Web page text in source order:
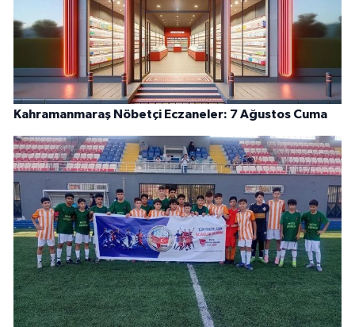
Kahramanmaraş Nöbetçi Eczaneler: 7 Ağustos Cuma